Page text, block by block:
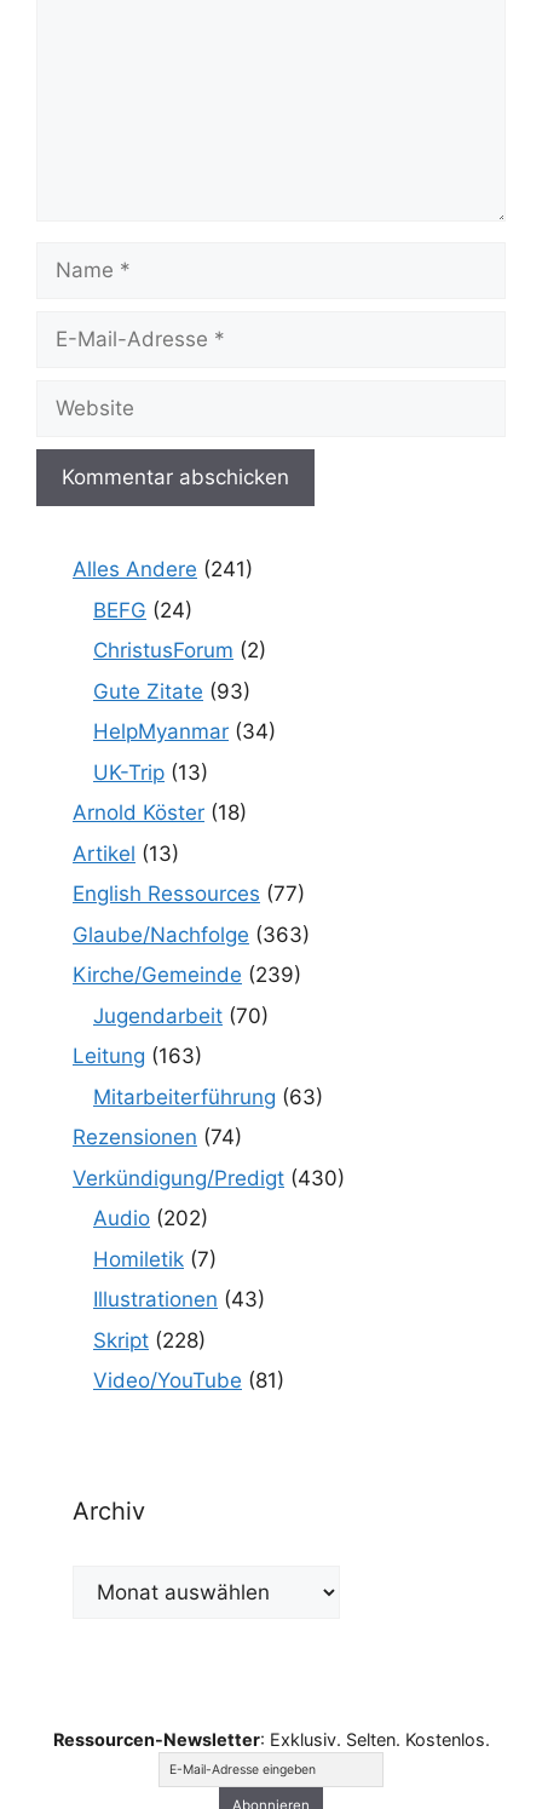
Name
Website
Alles Andere (241)
BEFG (24)
ChristusForum (2)
Gute Zitate (93)
HelpMyanmar (34)
UK-Trip (13)
Arnold Köster (18)
Artikel (13)
English Ressources (77)
Glaube/Nachfolge (363)
Kirche/Gemeinde (239)
Jugendarbeit (70)
Leitung (163)
Mitarbeiterführung (63)
Rezensionen (74)
Verkündigung/Predigt (430)
Audio (202)
Homiletik (7)
Illustrationen (43)
Skript (228)
Video/YouTube (81)
Archiv
Archiv
Ressourcen-Newsletter: Exklusiv. Selten. Kostenlos.